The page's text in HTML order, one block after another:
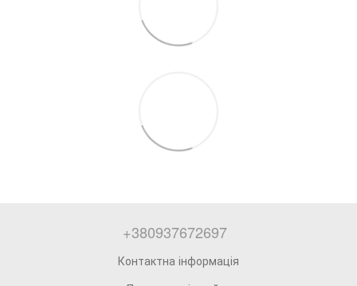
+380937672697
Контактна інформація